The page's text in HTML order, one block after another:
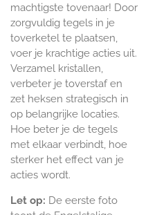
machtigste tovenaar! Door
zorgvuldig tegels in je
toverketel te plaatsen,
voer je krachtige acties uit.
Verzamel kristallen,
verbeter je toverstaf en
zet heksen strategisch in
op belangrijke locaties.
Hoe beter je de tegels
met elkaar verbindt, hoe
sterker het effect van je
acties wordt.
Let op: De eerste foto